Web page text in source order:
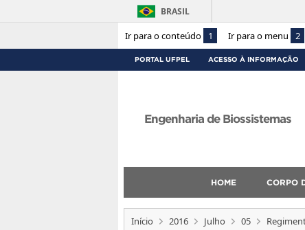
Ir para o conteúdo 1 Ir para o menu 2
BRASIL
PORTAL UFPEL ACESSO À INFORMAÇÃO
Engenharia de Biossistemas
HOME CORPO
Início 2016 Julho 05